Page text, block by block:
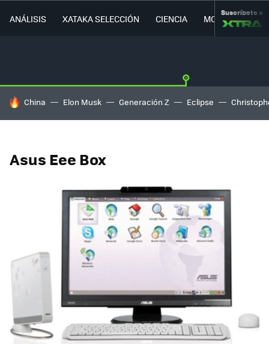
ANÁLISIS XATAKA SELECCIÓN CIENCIA MOVILIDAD
Suscríbete a
HOY SE HABLA DE
China Elon Musk Generación Z Eclipse
Asus Eee Box